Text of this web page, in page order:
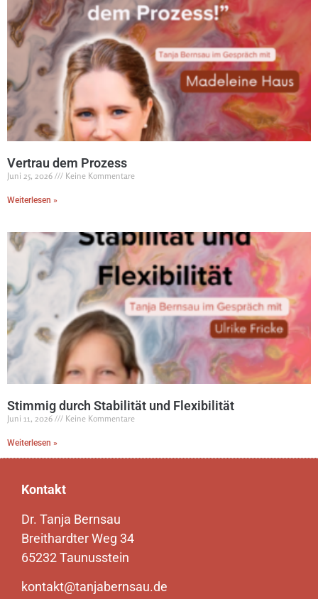
Vertrau dem Prozess
Juni 25, 2026 Keine Kommentare
Weiterlesen »
Stimmig durch Stabilität und Flexibilität
Juni 11, 2026 Keine Kommentare
Weiterlesen »
Kontakt
Dr. Tanja Bernsau
Breithardter Weg 34
65232 Taunusstein
kontakt@tanjabernsau.de